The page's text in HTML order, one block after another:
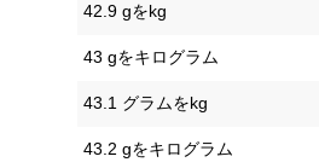
42.9 gをkg
43 gをキログラム
43.1 グラムをkg
43.2 gをキログラム